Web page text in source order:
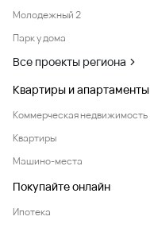
Молодежный 2
Парк у дома
Все проекты региона
Квартиры и апартаменты
Коммерческая недвижимость
Квартиры
Машино-места
Покупайте онлайн
Ипотека